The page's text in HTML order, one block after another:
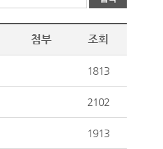
첨부 조회
1813
2102
1913